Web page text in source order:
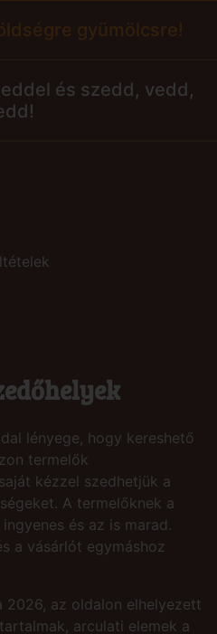
gyümölcsre!
és szedd, vedd,
lényege, hogy kereshető
termelők
kézzel szedhetjük a
A termelőknek a
és az is marad.
a vásárlót egymáshoz
az oldalon elhelyezett
arculati elemek a